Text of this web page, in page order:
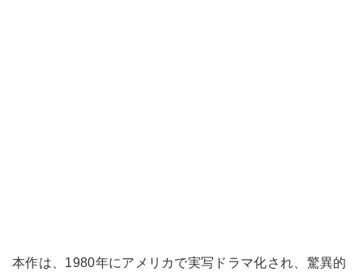
本作は、1980年にアメリカで実写ドラマ化され、驚異的